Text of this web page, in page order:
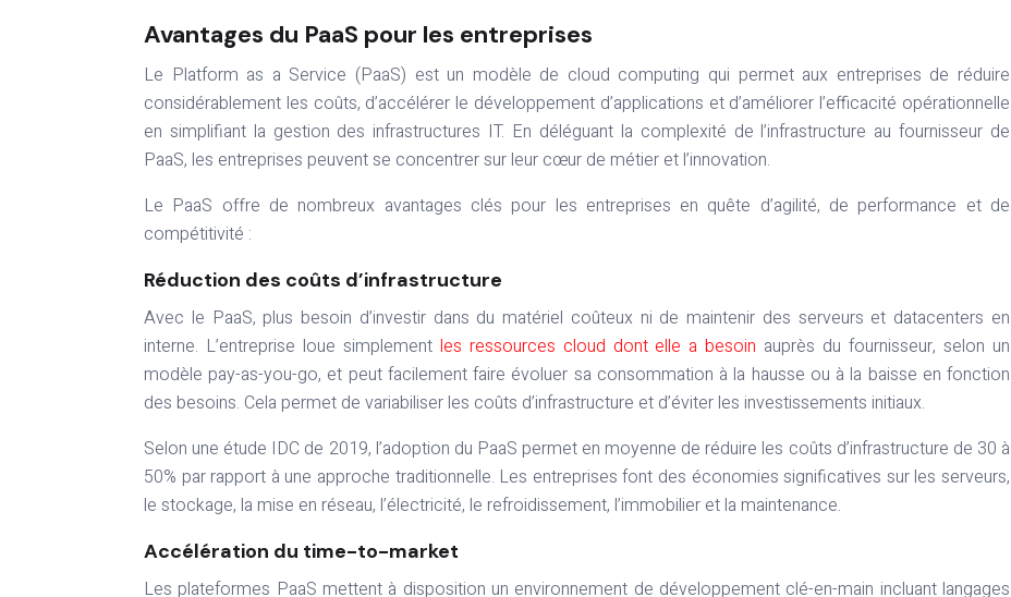
Avantages du PaaS pour les entreprises
Le Platform as a Service (PaaS) est un modèle de cloud computing qui permet aux entreprises de réduire
considérablement les coûts, d’accélérer le développement d’applications et d’améliorer l’efficacité opérationnelle
en simplifiant la gestion des infrastructures IT. En déléguant la complexité de l’infrastructure au fournisseur de
PaaS, les entreprises peuvent se concentrer sur leur cœur de métier et l’innovation.
Le PaaS offre de nombreux avantages clés pour les entreprises en quête d’agilité, de performance et de
compétitivité :
Réduction des coûts d’infrastructure
Avec le PaaS, plus besoin d’investir dans du matériel coûteux ni de maintenir des serveurs et datacenters en
interne. L’entreprise loue simplement les ressources cloud dont elle a besoin auprès du fournisseur, selon un
modèle pay-as-you-go, et peut facilement faire évoluer sa consommation à la hausse ou à la baisse en fonction
des besoins. Cela permet de variabiliser les coûts d’infrastructure et d’éviter les investissements initiaux.
Selon une étude IDC de 2019, l’adoption du PaaS permet en moyenne de réduire les coûts d’infrastructure de 30 à
50% par rapport à une approche traditionnelle. Les entreprises font des économies significatives sur les serveurs,
le stockage, la mise en réseau, l’électricité, le refroidissement, l’immobilier et la maintenance.
Accélération du time-to-market
Les plateformes PaaS mettent à disposition un environnement de développement clé-en-main incluant langages